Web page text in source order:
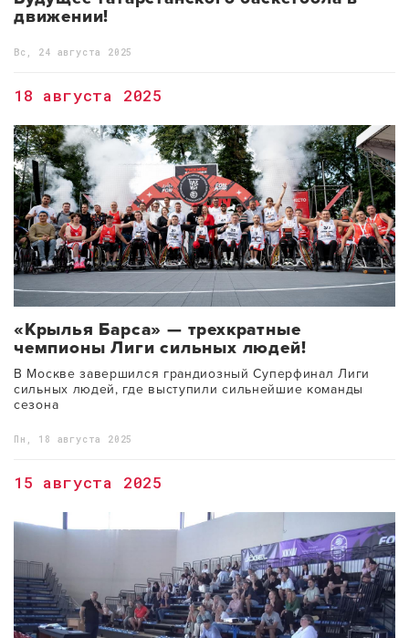
движении!
Вс, 24 августа 2025
18 августа 2025
«Крылья Барса» — трехкратные
чемпионы Лиги сильных людей!
В Москве завершился грандиозный Суперфинал Лиги
сильных людей, где выступили сильнейшие команды
сезона
Пн, 18 августа 2025
15 августа 2025